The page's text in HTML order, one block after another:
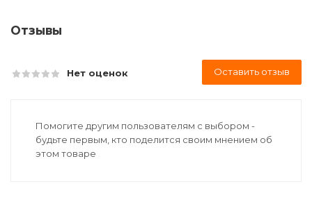
Отзывы
Нет оценок Оставить отзыв
Помогите другим пользователям с выбором -
будьте первым, кто поделится своим мнением об
этом товаре